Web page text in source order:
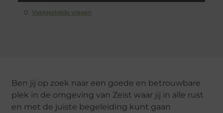
Veelgestelde vragen
Ben jij op zoek naar een goede en betrouwbare
plek in de omgeving van Zeist waar jij in alle rust
en met de juiste begeleiding kunt gaan